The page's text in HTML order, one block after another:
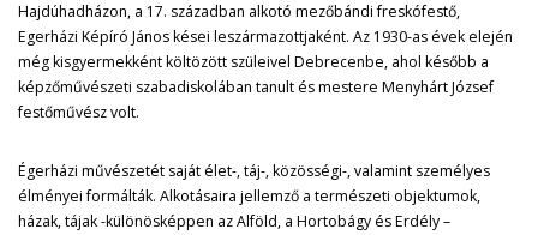
Hajdúhadházon, a 17. században alkotó mezőbándi freskófestő,
Egerházi Képíró János kései leszármazottjaként. Az 1930-as évek elején
még kisgyermekként költözött szüleivel Debrecenbe, ahol később a
képzőművészeti szabadiskolában tanult és mestere Menyhárt József
festőművész volt.
Égerházi művészetét saját élet-, táj-, közösségi-, valamint személyes
élményei formálták. Alkotásaira jellemző a természeti objektumok,
házak, tájak -különösképpen az Alföld, a Hortobágy és Erdély –